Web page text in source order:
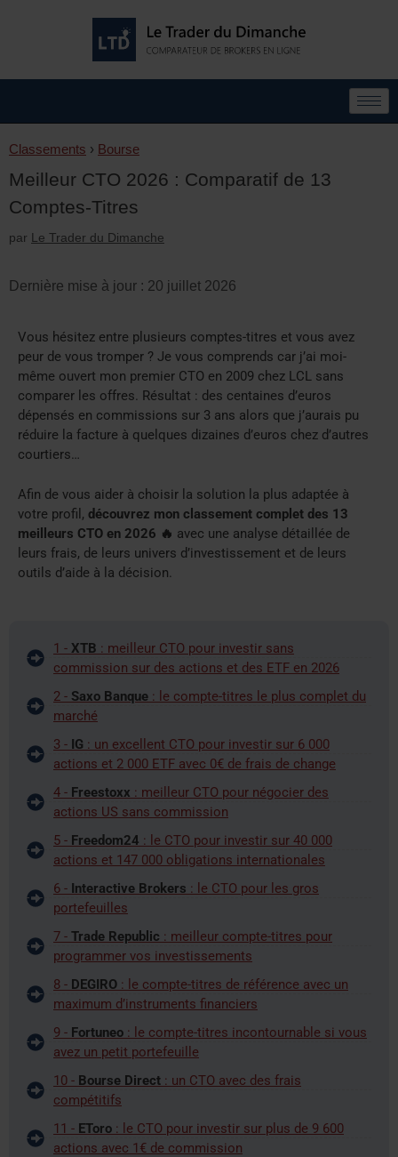
Classements › Bourse
Meilleur CTO 2026 : Comparatif de 13
Comptes-Titres
par Le Trader du Dimanche
Dernière mise à jour : 20 juillet 2026
Vous hésitez entre plusieurs comptes-titres et vous avez
peur de vous tromper ? Je vous comprends car j’ai moi-
même ouvert mon premier CTO en 2009 chez LCL sans
comparer les offres. Résultat : des centaines d’euros
dépensés en commissions sur 3 ans alors que j’aurais pu
réduire la facture à quelques dizaines d’euros chez d’autres
courtiers…
Afin de vous aider à choisir la solution la plus adaptée à
votre profil, découvrez mon classement complet des 13
meilleurs CTO en 2026 🔥 avec une analyse détaillée de
leurs frais, de leurs univers d’investissement et de leurs
outils d’aide à la décision.
1 - XTB : meilleur CTO pour investir sans
commission sur des actions et des ETF en 2026
2 - Saxo Banque : le compte-titres le plus complet du
marché
3 - IG : un excellent CTO pour investir sur 6 000
actions et 2 000 ETF avec 0€ de frais de change
4 - Freestoxx : meilleur CTO pour négocier des
actions US sans commission
5 - Freedom24 : le CTO pour investir sur 40 000
actions et 147 000 obligations internationales
6 - Interactive Brokers : le CTO pour les gros
portefeuilles
7 - Trade Republic : meilleur compte-titres pour
programmer vos investissements
8 - DEGIRO : le compte-titres de référence avec un
maximum d’instruments financiers
9 - Fortuneo : le compte-titres incontournable si vous
avez un petit portefeuille
10 - Bourse Direct : un CTO avec des frais
compétitifs
11 - EToro : le CTO pour investir sur plus de 9 600
actions avec 1€ de commission